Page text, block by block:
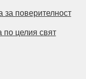
за поверителност
по целия свят